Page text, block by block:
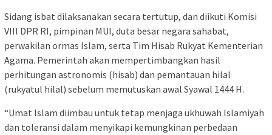
Sidang isbat dilaksanakan secara tertutup, dan diikuti Komisi
VIII DPR RI, pimpinan MUI, duta besar negara sahabat,
perwakilan ormas Islam, serta Tim Hisab Rukyat Kementerian
Agama. Pemerintah akan mempertimbangkan hasil
perhitungan astronomis (hisab) dan pemantauan hilal
(rukyatul hilal) sebelum memutuskan awal Syawal 1444 H.
“Umat Islam diimbau untuk tetap menjaga ukhuwah Islamiyah
dan toleransi dalam menyikapi kemungkinan perbedaan